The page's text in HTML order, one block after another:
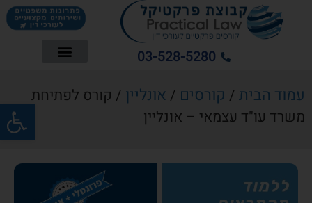
פתח
03-528-5280
עמוד הבית/ קורסים / אונליין / קורס לפתיחת
משרד עו"ד עצמאי – אונליין